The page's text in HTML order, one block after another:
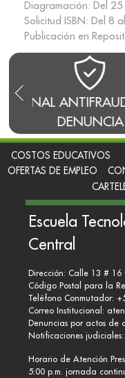
DE
Diagramación: Del
Solicitud ISBN: Del 8
Publicación en
COSTOS EDUCATIVOS
OFERTAS DE EMPLEO
Escuela
Central
Dirección: Calle 13 # 16
Código Postal para la
Teléfono Conmutador:
Correo Institucional:
Denuncias por actos de
Notificaciones judiciales:
Horario de Atención
5:00 p.m. jornada